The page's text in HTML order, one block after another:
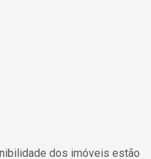
dos imóveis estão